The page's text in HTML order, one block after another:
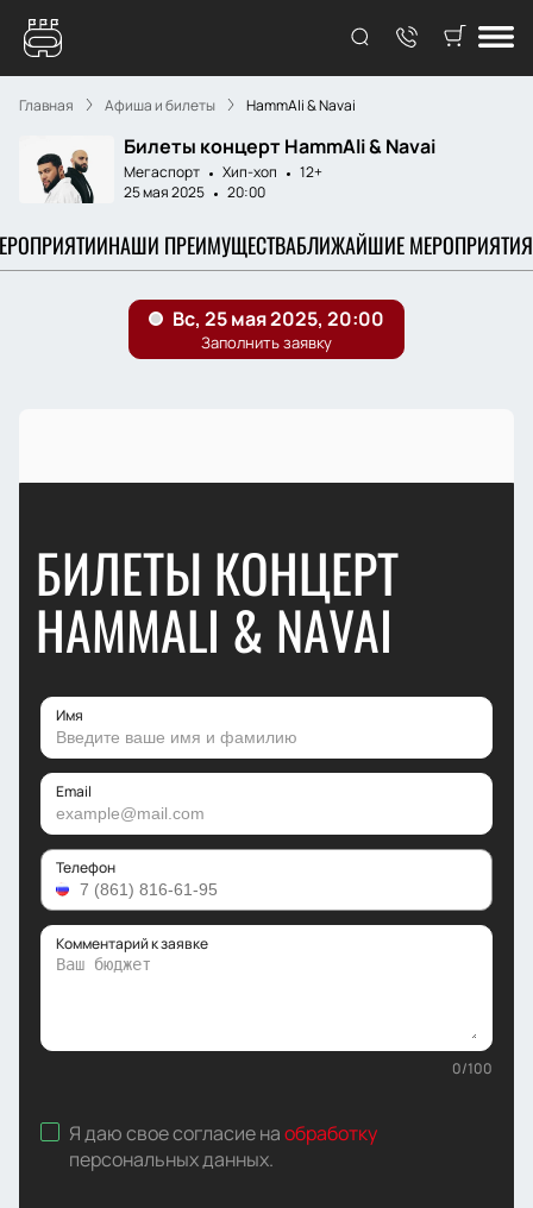
Главная Афиша и билеты HammAli & Navai
Билеты концерт HammAli & Navai
Мегаспорт Хип-хоп
12+
25 мая 2025
20:00
НАШИ ПРЕИМУЩЕСТВАБЛИЖАЙШИЕ МЕРОПРИЯТИЯ
БИЛЕТЫ КОНЦЕРТ
HAMMALI & NAVAI
Имя
Email
Телефон
Комментарий к заявке
0/100
Я даю свое согласие наобработку
персональных данных.